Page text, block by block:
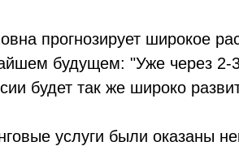
прогнозирует широкое
будущем: "Уже через 2-3
будет так же широко
услуги были оказаны